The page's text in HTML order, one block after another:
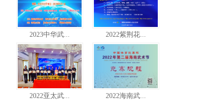
2023中华武... 2022紫荆花...
2022亚太武... 2022海南武...